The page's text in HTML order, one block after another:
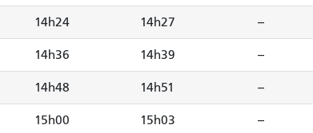
14h24 14h27 --
14h36 14h39 --
14h48 14h51 --
15h00 15h03 --